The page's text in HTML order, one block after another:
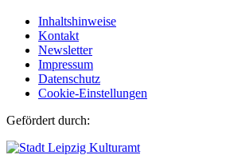
Inhaltshinweise
Kontakt
Newsletter
Impressum
Datenschutz
Cookie-Einstellungen
Gefördert durch: